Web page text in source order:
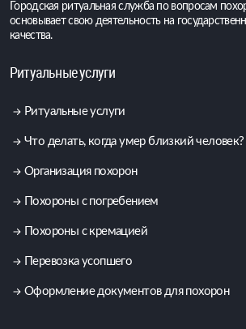
Городская ритуальная служба по вопросам
основывает свою деятельность на
качества.
Ритуальные услуги
Ритуальные услуги
Что делать, когда умер близкий человек?
Организация похорон
Похороны с погребением
Похороны с кремацией
Перевозка усопшего
Оформление документов для похорон